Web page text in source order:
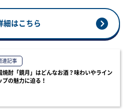
細はこちら
連記事
焼酎「鏡月」はどんなお酒？味わいやライン
プの魅力に迫る！